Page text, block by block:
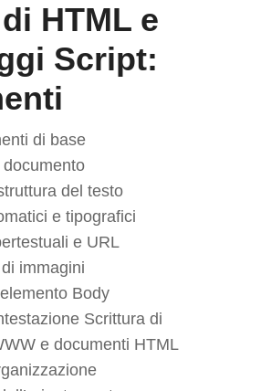
HTML e
Script:
di base
del testo
e tipografici
e URL
immagini
Body
Scrittura di
e documenti HTML